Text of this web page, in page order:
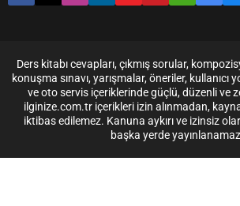
anlatılır. Fotoğrafta güzel
Ders kitabı cevapları, çıkmış sorular,
konuşma sınavı, yarışmalar, öneriler, kullanıcı
ve oto servis içeriklerinde güçlü, düzenli ve
ilginize.com.tr içerikleri izin alınmadan,
iktibas edilemez. Kanuna aykırı ve izinsiz
başka yerde